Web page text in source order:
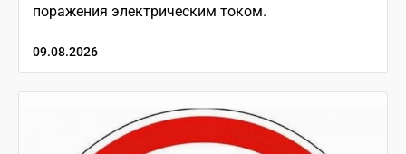
поражения электрическим током.
09.08.2026